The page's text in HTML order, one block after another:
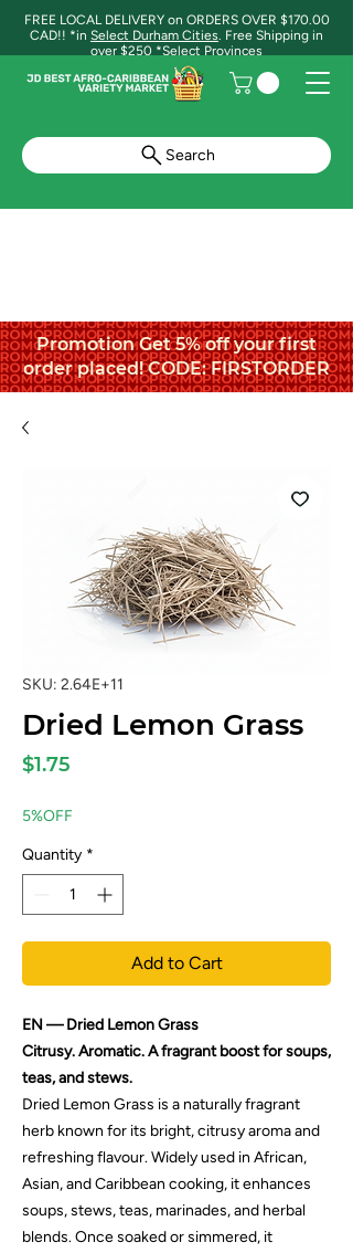
FREE LOCAL DELIVERY on ORDERS OVER $170.00
CAD!! *in Select Durham Cities. Free Shipping in
over $250 *Select Provinces
Search
Promotion Get 5% off your first
order placed! CODE: FIRSTORDER
SKU: 2.64E+11
Dried Lemon Grass
$1.75
5%OFF
Quantity *
Add to Cart
EN — Dried Lemon Grass
Citrusy. Aromatic. A fragrant boost for soups,
teas, and stews.
Dried Lemon Grass is a naturally fragrant
herb known for its bright, citrusy aroma and
refreshing flavour. Widely used in African,
Asian, and Caribbean cooking, it enhances
soups, stews, teas, marinades, and herbal
blends. Once soaked or simmered, it